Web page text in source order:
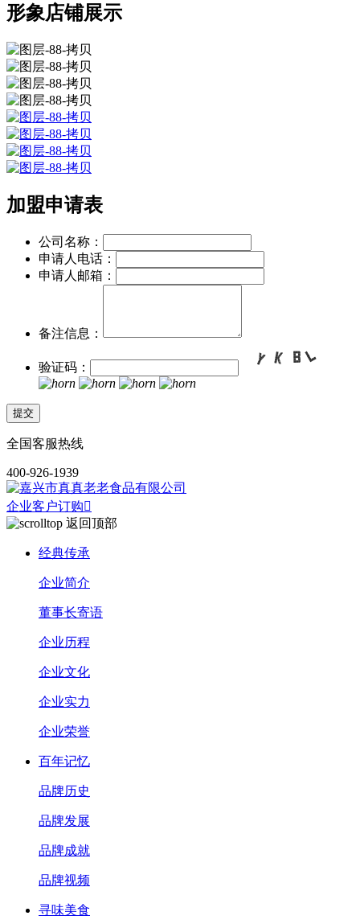
形象店铺展示
加盟申请表
公司名称：
申请人电话：
申请人邮箱：
备注信息：
验证码：
全国客服热线
400-926-1939
企业客户订购
返回顶部
经典传承
企业简介
董事长寄语
企业历程
企业文化
企业实力
企业荣誉
百年记忆
品牌历史
品牌发展
品牌成就
品牌视频
寻味美食